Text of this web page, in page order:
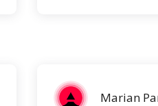
Marian